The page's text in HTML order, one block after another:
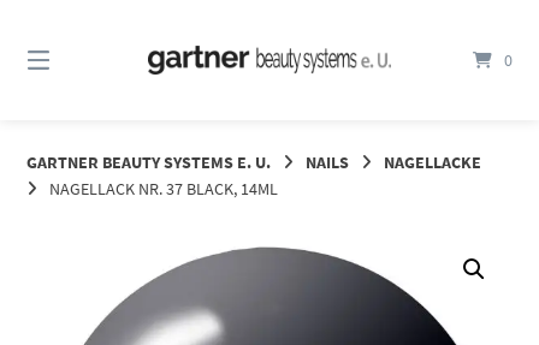
Inhalt
0
GARTNER BEAUTY SYSTEMS E. U. NAILS
NAGELLACKE
NAGELLACK NR. 37 BLACK, 14ML